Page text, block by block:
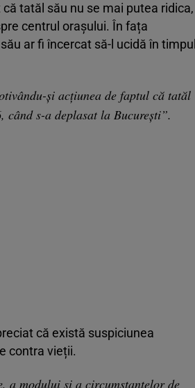
tatăl său nu se mai putea ridica,
centrul orașului. În fața
ar fi încercat să-l ucidă în timpul
și acțiunea de faptul că tatăl
s-a deplasat la București”.
că există suspiciunea
contra vieții.
modului și a circumstanțelor de